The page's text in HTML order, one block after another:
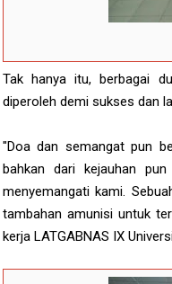
Tak hanya itu, berbagai
diperoleh demi sukses dan
"Doa dan semangat pun
bahkan dari kejauhan
menyemangati kami.
tambahan amunisi untuk
kerja LATGABNAS IX